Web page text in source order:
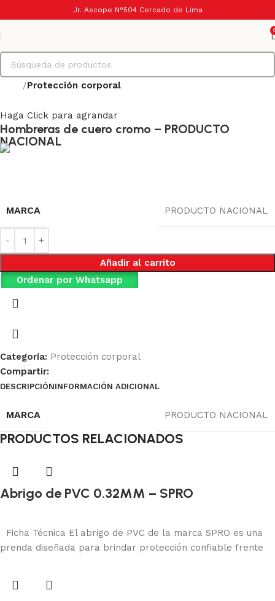
Jr. Ascope N°504 Cercado de Lima
Protección corporal
Haga Click para agrandar
Hombreras de cuero cromo – PRODUCTO
NACIONAL
MARCA PRODUCTO NACIONAL
Añadir al carrito
Ordenar por Whatsapp
Categoría: Protección corporal
Compartir:
DESCRIPCIÓNINFORMACIÓN ADICIONAL
MARCA
PRODUCTO NACIONAL
PRODUCTOS RELACIONADOS
Abrigo de PVC 0.32MM – SPRO
Protección corporal
Ficha Técnica El abrigo de PVC de la marca SPRO es una
prenda diseñada para brindar protección confiable frente